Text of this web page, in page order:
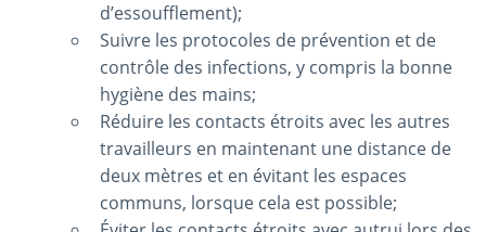
d’essoufflement);
Suivre les protocoles de prévention et de
contrôle des infections, y compris la bonne
hygiène des mains;
Réduire les contacts étroits avec les autres
travailleurs en maintenant une distance de
deux mètres et en évitant les espaces
communs, lorsque cela est possible;